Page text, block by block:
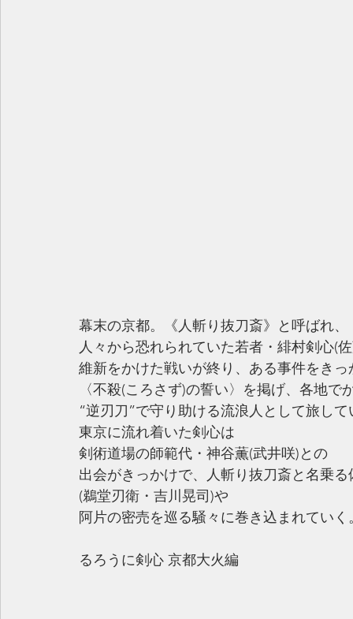
幕末の京都。《人斬り抜刀斎》と呼ばれ、
人々から恐れられていた若者・緋村剣心(
維新をかけた戦いが終り、ある事件をきっ
〈不殺(ころさず)の誓い〉を掲げ、各地で
“逆刃刀”で守り助ける流浪人として旅して
東京に流れ着いた剣心は
剣術道場の師範代・神谷薫(武井咲)との
出会がきっかけで、人斬り抜刀斎と名乗る
(鵜堂刃衛・吉川晃司)や
阿片の密売を巡る騒々に巻き込まれていく
るろうに剣心 京都大火編